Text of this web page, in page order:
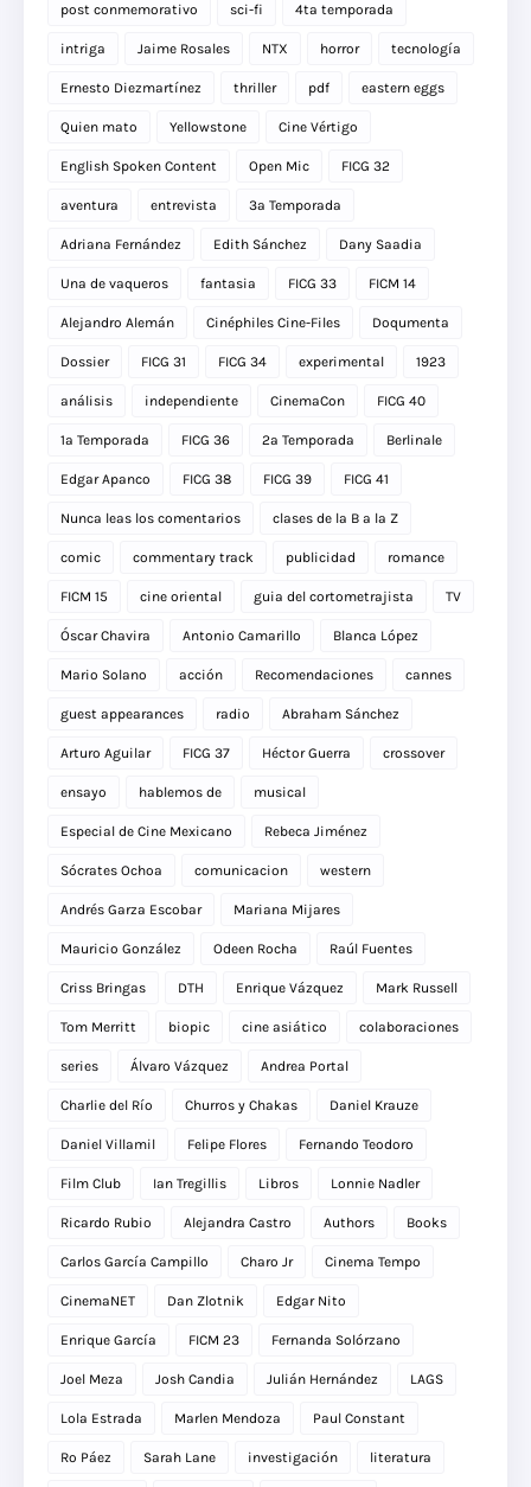
post conmemorativo sci-fi 4ta temporada
intriga Jaime Rosales NTX horror tecnología
Ernesto Diezmartínez thriller pdf eastern eggs
Quien mato Yellowstone Cine Vértigo
English Spoken Content Open Mic FICG 32
aventura entrevista 3a Temporada
Adriana Fernández Edith Sánchez Dany Saadia
Una de vaqueros fantasia FICG 33 FICM 14
Alejandro Alemán Cinéphiles Cine-Files Doqumenta
Dossier FICG 31 FICG 34 experimental 1923
análisis independiente CinemaCon FICG 40
1a Temporada FICG 36 2a Temporada Berlinale
Edgar Apanco FICG 38 FICG 39 FICG 41
Nunca leas los comentarios clases de la B a la Z
comic commentary track publicidad romance
FICM 15 cine oriental guia del cortometrajista TV
Óscar Chavira Antonio Camarillo Blanca López
Mario Solano acción Recomendaciones cannes
guest appearances radio Abraham Sánchez
Arturo Aguilar FICG 37 Héctor Guerra crossover
ensayo hablemos de musical
Especial de Cine Mexicano Rebeca Jiménez
Sócrates Ochoa comunicacion western
Andrés Garza Escobar Mariana Mijares
Mauricio González Odeen Rocha Raúl Fuentes
Criss Bringas DTH Enrique Vázquez Mark Russell
Tom Merritt biopic cine asiático colaboraciones
series Álvaro Vázquez Andrea Portal
Charlie del Río Churros y Chakas Daniel Krauze
Daniel Villamil Felipe Flores Fernando Teodoro
Film Club Ian Tregillis Libros Lonnie Nadler
Ricardo Rubio Alejandra Castro Authors Books
Carlos García Campillo Charo Jr Cinema Tempo
CinemaNET Dan Zlotnik Edgar Nito
Enrique García FICM 23 Fernanda Solórzano
Joel Meza Josh Candia Julián Hernández LAGS
Lola Estrada Marlen Mendoza Paul Constant
Ro Páez Sarah Lane investigación literatura